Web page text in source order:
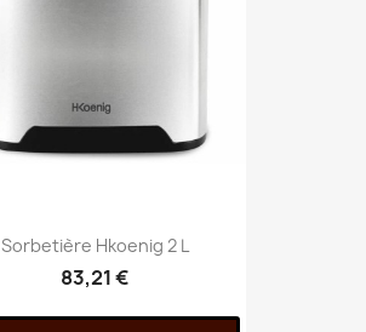
Sorbetière Hkoenig 2 L
83,21 €